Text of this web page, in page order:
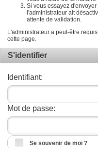
Si vous essayez
l'administrateur ait
attente de validation.
L'administrateur a peut-être
cette page.
S'identifier
Identifiant:
Mot de passe:
Se souvenir de moi ?